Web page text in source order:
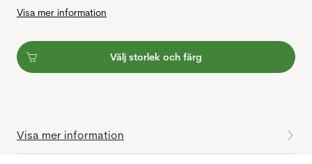
Visa mer information
Välj storlek och färg
Visa mer information